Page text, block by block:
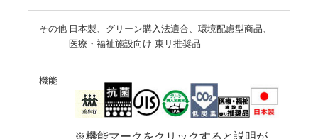
その他 日本製、グリーン購入法適合、環境配慮型商品、
医療・福祉施設向け 東リ推奨品
機能
※機能マークをクリックすると説明が